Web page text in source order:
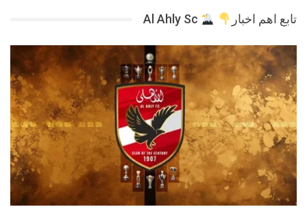
تابع اهم اخبار